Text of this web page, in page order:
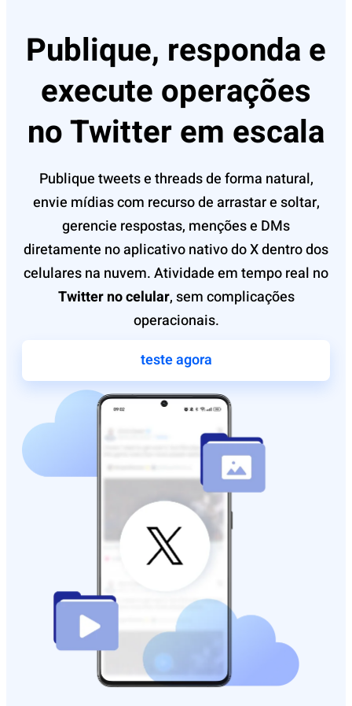
Publique, responda e
execute operações
no Twitter em escala
Publique tweets e threads de forma natural,
envie mídias com recurso de arrastar e soltar,
gerencie respostas, menções e DMs
diretamente no aplicativo nativo do X dentro dos
celulares na nuvem. Atividade em tempo real no
Twitter no celular, sem complicações
operacionais.
teste agora